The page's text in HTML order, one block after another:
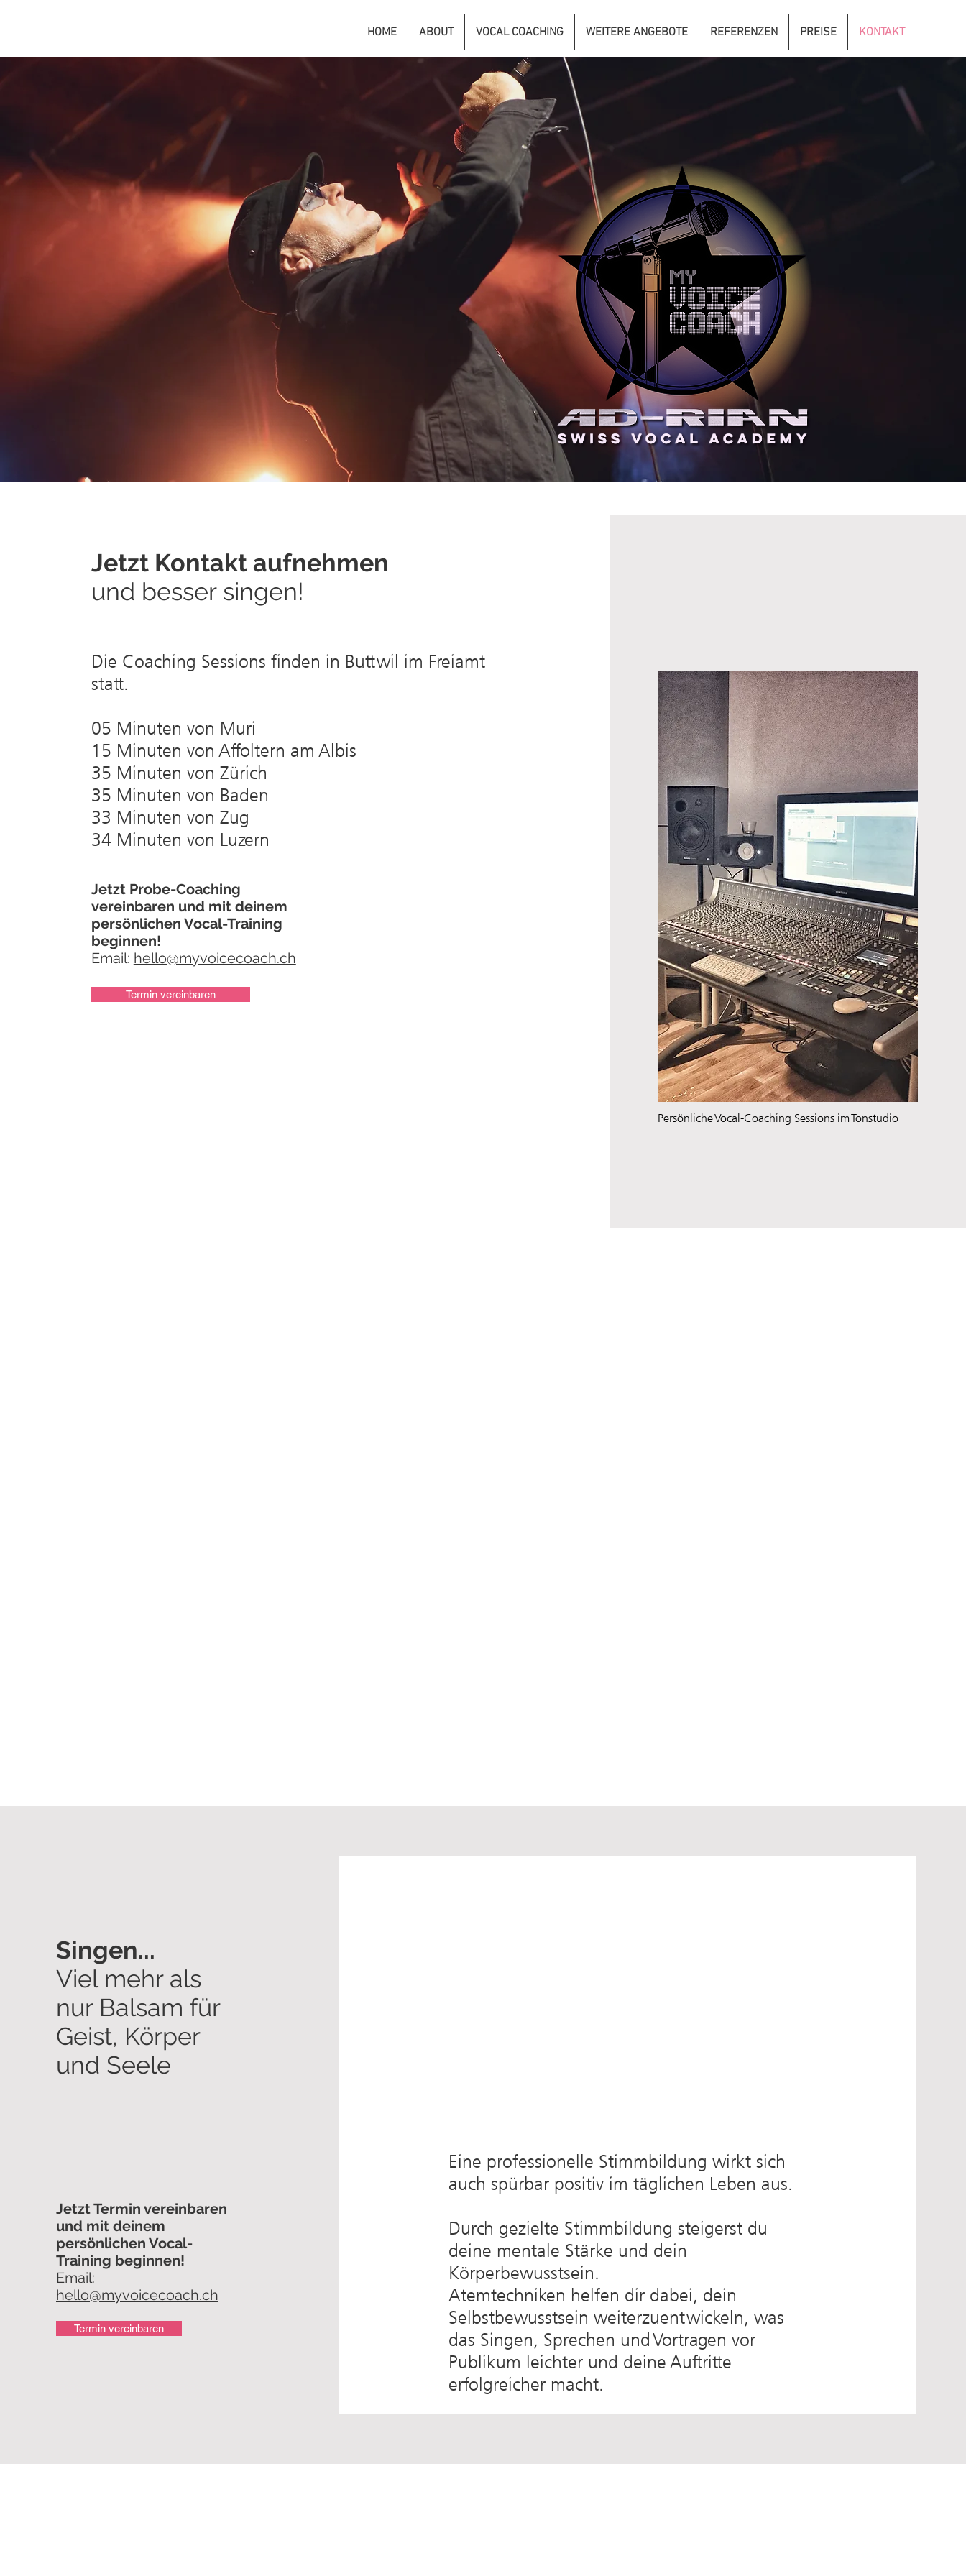
HOME ABOUT VOCAL COACHING WEITERE ANGEBOTE REFERENZEN PREISE KONTAKT
Jetzt Kontakt aufnehmen
und besser singen!
Die Coaching Sessions finden in Buttwil im Freiamt
statt.
05 Minuten von Muri
15 Minuten von Affoltern am Albis
35 Minuten von Zürich
35 Minuten von Baden
33 Minuten von Zug
34 Minuten von Luzern
Jetzt Probe-Coaching
vereinbaren und mit deinem
persönlichen Vocal-Training
beginnen!
Email: hello@myvoicecoach.ch
Termin vereinbaren
Persönliche Vocal-Coaching Sessions im Tonstudio
Singen...
Viel mehr als
nur Balsam für
Geist, Körper
und Seele
Jetzt Termin vereinbaren
und mit deinem
persönlichen Vocal-
Training beginnen!
Email:
hello@myvoicecoach.ch
Termin vereinbaren
Eine professionelle Stimmbildung wirkt sich
auch spürbar positiv im täglichen Leben aus.
Durch gezielte Stimmbildung steigerst du
deine mentale Stärke und dein
Körperbewusstsein.
Atemtechniken helfen dir dabei, dein
Selbstbewusstsein weiterzuentwickeln, was
das Singen, Sprechen und Vortragen vor
Publikum leichter und deine Auftritte
erfolgreicher macht.